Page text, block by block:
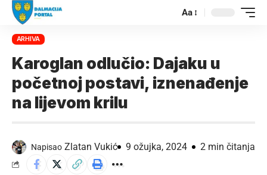
Aa
ARHIVA
Karoglan odlučio: Dajaku u
početnoj postavi, iznenađenje
na lijevom krilu
Napisao Zlatan Vukić 9 ožujka, 2024 2 min čitanja